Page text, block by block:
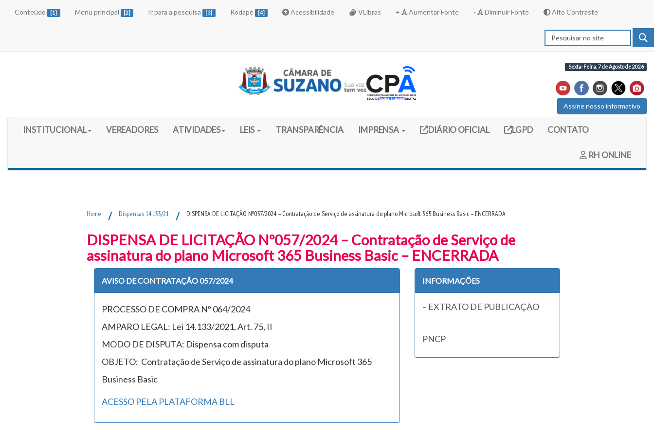
Conteúdo [1] Menu principal [2] Ir para a pesquisa [3] Rodapé [4] Acessibilidade VLibras + Aumentar Fonte - Diminuir Fonte Alto Contraste
Sexta-Feira, 7 de Agosto de 2026
Assine nosso informativo
Início do Menu Principal
INSTITUCIONAL VEREADORES ATIVIDADES LEIS TRANSPARÊNCIA IMPRENSA Link externo (site do diario oficial do legislativo)
DIÁRIO OFICIAL Link externo (site com informações LGPD)
LGPD CONTATO
RH ONLINE
Home / Dispensas 14.133/21 / DISPENSA DE LICITAÇÃO Nº057/2024 – Contratação de Serviço de assinatura do plano Microsoft 365 Business Basic – ENCERRADA
DISPENSA DE LICITAÇÃO Nº057/2024 – Contratação de Serviço de
assinatura do plano Microsoft 365 Business Basic – ENCERRADA
AVISO DE CONTRATAÇÃO 057/2024
PROCESSO DE COMPRA Nº 064/2024
AMPARO LEGAL: Lei 14.133/2021, Art. 75, II
MODO DE DISPUTA: Dispensa com disputa
OBJETO: Contratação de Serviço de assinatura do plano Microsoft 365
Business Basic
ACESSO PELA PLATAFORMA BLL
INFORMAÇÕES
– EXTRATO DE PUBLICAÇÃO
PNCP